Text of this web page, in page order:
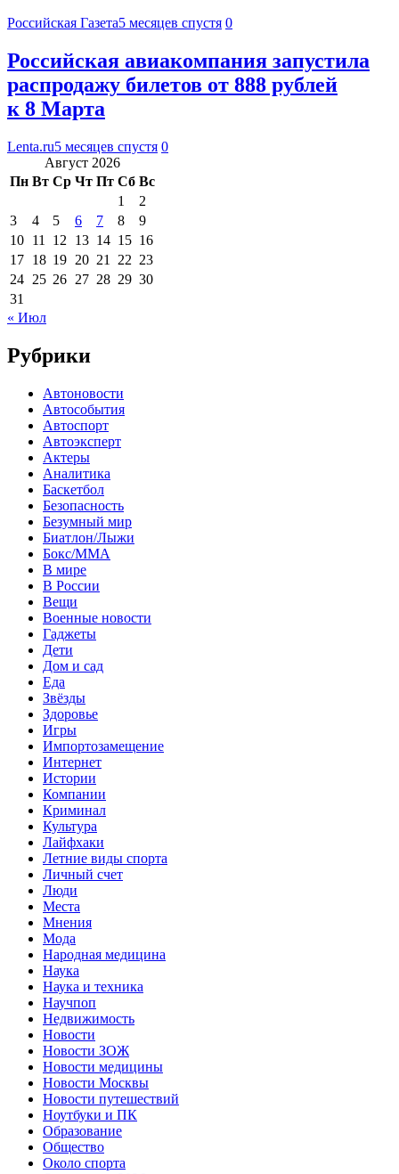
Российская Газета5 месяцев спустя 0
Российская авиакомпания запустила
распродажу билетов от 888 рублей
к 8 Марта
Lenta.ru5 месяцев спустя 0
Август 2026
Пн Вт Ср Чт Пт Сб Вс
1
2
3
4 5 6 7 8
9
10 11 12 13 14 15 16
17 18 19 20 21 22 23
24 25 26 27 28 29 30
31
« Июл
Рубрики
Автоновости
Автособытия
Автоспорт
Автоэксперт
Актеры
Аналитика
Баскетбол
Безопасность
Безумный мир
Биатлон/Лыжи
Бокс/MMA
В мире
В России
Вещи
Военные новости
Гаджеты
Дети
Дом и сад
Еда
Звёзды
Здоровье
Игры
Импортозамещение
Интернет
Истории
Компании
Криминал
Культура
Лайфхаки
Летние виды спорта
Личный счет
Люди
Места
Мнения
Мода
Народная медицина
Наука
Наука и техника
Научпоп
Недвижимость
Новости
Новости ЗОЖ
Новости медицины
Новости Москвы
Новости путешествий
Ноутбуки и ПК
Образование
Общество
Около спорта